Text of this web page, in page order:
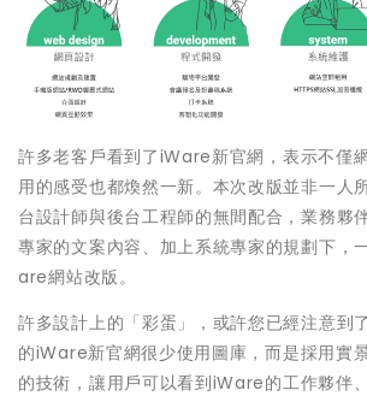
許多老客戶看到了iWare新官網，表示不僅
用的感受也都煥然一新。本次改版並非一人
台設計師與後台工程師的無間配合，業務夥
專家的文案內容、加上系統專家的規劃下，
are網站改版。
許多設計上的「彩蛋」，或許您已經注意到
的iWare新官網很少使用圖庫，而是採用實
的技術，讓用戶可以看到iWare的工作夥伴